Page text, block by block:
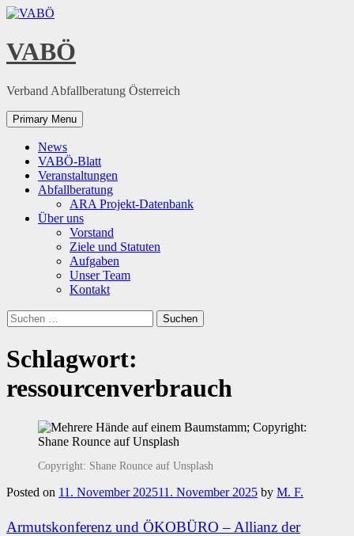
Skip
content
VABÖ
Verband Abfallberatung Österreich
Primary Menu
News
VABÖ-Blatt
Veranstaltungen
Abfallberatung
ARA Projekt-Datenbank
Über uns
Vorstand
Ziele und Statuten
Aufgaben
Unser Team
Kontakt
Suchen
nach:
Schlagwort:
ressourcenverbrauch
Copyright: Shane Rounce auf Unsplash
Posted on 11. November 202511. November 2025 by M. F.
Armutskonferenz und ÖKOBÜRO – Allianz der